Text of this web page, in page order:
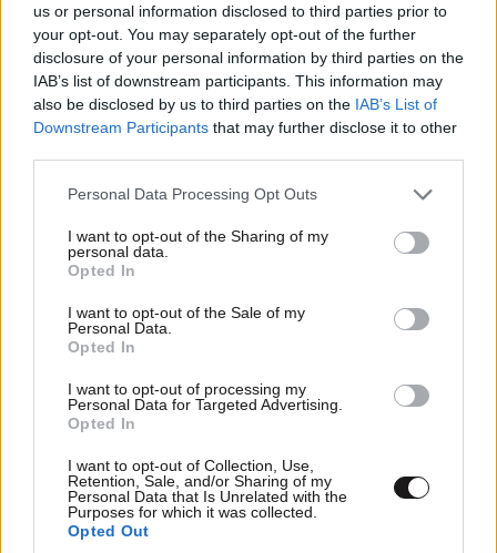
us or personal information disclosed to third parties prior to
your opt-out. You may separately opt-out of the further
disclosure of your personal information by third parties on the
IAB’s list of downstream participants. This information may
also be disclosed by us to third parties on the IAB’s List of
Downstream Participants that may further disclose it to other
Please note that this website/app uses one or more Google
not limited to your visit or usage behaviour. You may click to
grant or deny consent to Google and its third-party tags to
use your data for below specified purposes in below Google
consent section.
Personal Data Processing Opt Outs
I want to opt-out of the Sharing of my
personal data.
Opted In
I want to opt-out of the Sale of my
Personal Data.
Opted In
I want to opt-out of processing my
Personal Data for Targeted Advertising.
Opted In
I want to opt-out of Collection, Use,
Retention, Sale, and/or Sharing of my
Personal Data that Is Unrelated with the
Purposes for which it was collected.
Opted Out
Μσλλον ηταν 15·05·2026 22:18
Κολομπαρο...
Απαντήστε